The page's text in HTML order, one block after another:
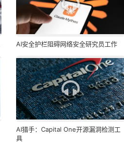
AI安全护栏阻碍网络安全研究员工作
AI猎手：Capital One开源漏洞检测工
具